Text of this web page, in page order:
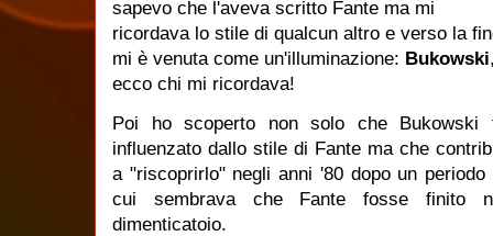
sapevo che l'aveva scritto Fante ma mi
ricordava lo stile di qualcun altro e verso la
mi è venuta come un'illuminazione: Bukowski
ecco chi mi ricordava!
Poi ho scoperto non solo che Bukowski
influenzato dallo stile di Fante ma che
a "riscoprirlo" negli anni '80 dopo un periodo
cui sembrava che Fante fosse finito
dimenticatoio.